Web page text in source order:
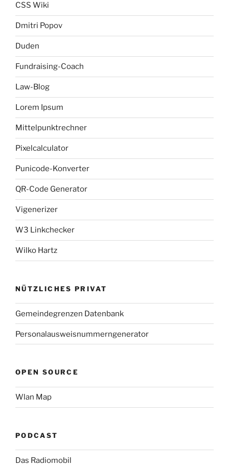
CSS Wiki
Dmitri Popov
Duden
Fundraising-Coach
Law-Blog
Lorem Ipsum
Mittelpunktrechner
Pixelcalculator
Punicode-Konverter
QR-Code Generator
Vigenerizer
W3 Linkchecker
Wilko Hartz
NÜTZLICHES PRIVAT
Gemeindegrenzen Datenbank
Personalausweisnummerngenerator
OPEN SOURCE
Wlan Map
PODCAST
Das Radiomobil